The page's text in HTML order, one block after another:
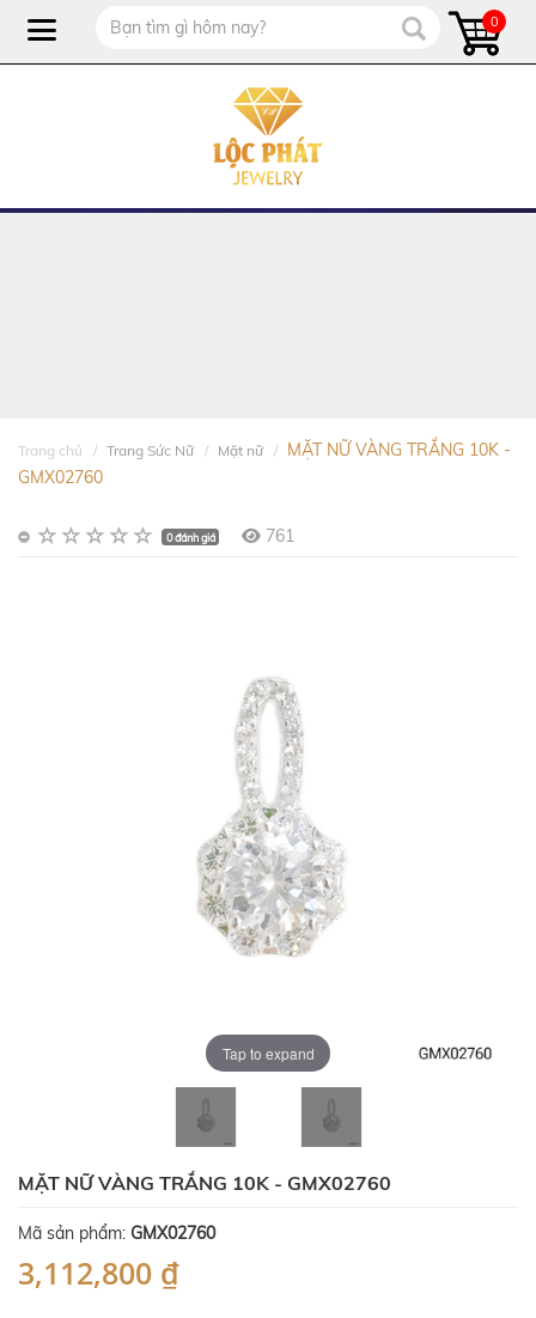
0
Trang chủ Trang Sức Nữ Mặt nữ
MẶT NỮ VÀNG TRẮNG 10K -
GMX02760
0 đánh giá 761
Tap to expand
MẶT NỮ VÀNG TRẮNG 10K - GMX02760
Mã sản phẩm: GMX02760
3,112,800 ₫